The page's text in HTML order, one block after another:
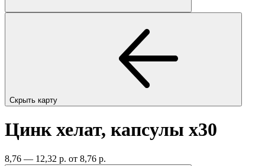
Скрыть карту
Цинк хелат, капсулы x30
8,76 — 12,32 р. от 8,76 р.